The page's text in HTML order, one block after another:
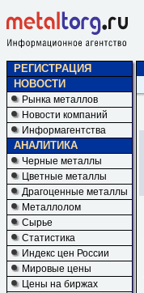
РЕГИСТРАЦИЯ
НОВОСТИ
Рынка металлов
Новости компаний
Информагентства
АНАЛИТИКА
Черные металлы
Цветные металлы
Драгоценные металлы
Металлолом
Сырье
Статистика
Индекс цен России
Мировые цены
Цены на биржах